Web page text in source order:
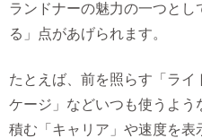
ランドナーの魅力の一つとし
る」点があげられます。
たとえば、前を照らす「ラ
ケージ」などいつも使うよ
積む「キャリア」や速度を表